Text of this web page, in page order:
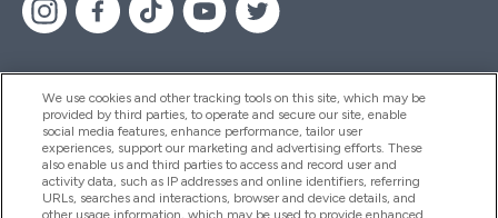
Hjälp & Information
Produkter
We use cookies and other tracking tools on this site, which may be
provided by third parties, to operate and secure our site, enable
social media features, enhance performance, tailor user
experiences, support our marketing and advertising efforts. These
also enable us and third parties to access and record user and
activity data, such as IP addresses and online identifiers, referring
URLs, searches and interactions, browser and device details, and
other usage information, which may be used to provide enhanced